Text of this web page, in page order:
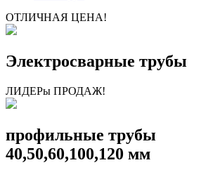
ОТЛИЧНАЯ ЦЕНА!
Электросварные трубы
ЛИДЕРы ПРОДАЖ!
профильные трубы
40,50,60,100,120 мм